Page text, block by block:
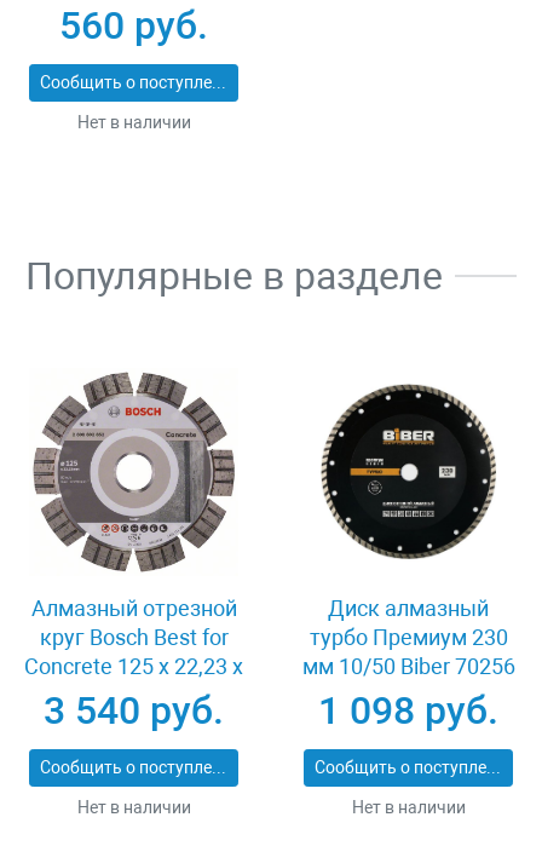
30
560 руб.
Сообщить о поступлении
Нет в наличии
Популярные в разделе
Алмазный отрезной
круг Bosch Best for
Concrete 125 x 22,23 x
2,2 x 12 mm
3 540 руб.
Сообщить о поступлении
Нет в наличии
Диск алмазный
турбо Премиум 230
мм 10/50 Biber 70256
1 098 руб.
Сообщить о поступлении
Нет в наличии